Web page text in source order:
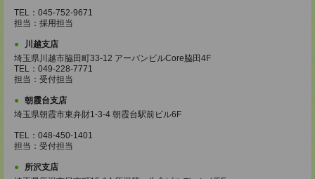
TEL：045-752-9671
担当：採用担当
川越支店
埼玉県川越市脇田町33-12 アーバンビルCore脇田4F
TEL：049-228-7771
担当：受付担当
朝霞台支店
埼玉県朝霞市東弁財1-3-4 朝霞台駅前ビル6F
TEL：048-450-1401
担当：受付担当
所沢支店